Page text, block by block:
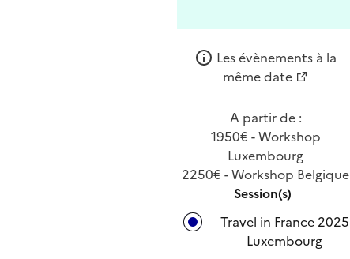
Les évènements à la
même date
A partir de :
1950€ - Workshop
Luxembourg
2250€ - Workshop Belgique
Session(s)
Travel in France 2025
Luxembourg